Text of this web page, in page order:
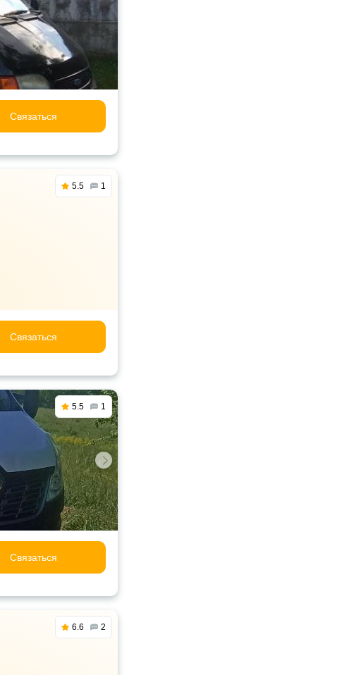
Связаться
5.5 1
Связаться
5.5 1
Связаться
6.6 2